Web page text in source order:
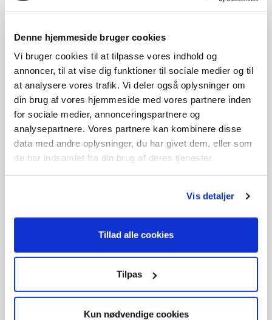
Denne hjemmeside bruger cookies
Vi bruger cookies til at tilpasse vores indhold og
annoncer, til at vise dig funktioner til sociale medier og til
at analysere vores trafik. Vi deler også oplysninger om
din brug af vores hjemmeside med vores partnere inden
for sociale medier, annonceringspartnere og
analysepartnere. Vores partnere kan kombinere disse
data med andre oplysninger, du har givet dem, eller som
de har indsamlet fra din brug af deres tjenester.
Vis detaljer
Tillad alle cookies
Tilpas
Kun nødvendige cookies
Biokniv 48 cm
229,-
På lager
Vingekniv 48 cm
229,-
På lager